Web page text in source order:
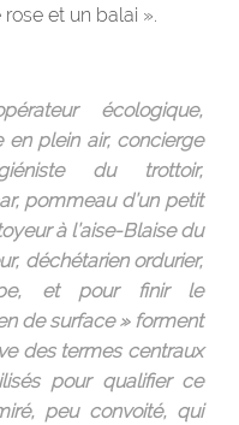
et un balai ».
écologique,
plein air, concierge
du trottoir,
pommeau d’un petit
à l’aise-Blaise du
déchétarien ordurier,
et pour finir le
de surface » forment
des termes centraux
pour qualifier ce
peu convoité, qui